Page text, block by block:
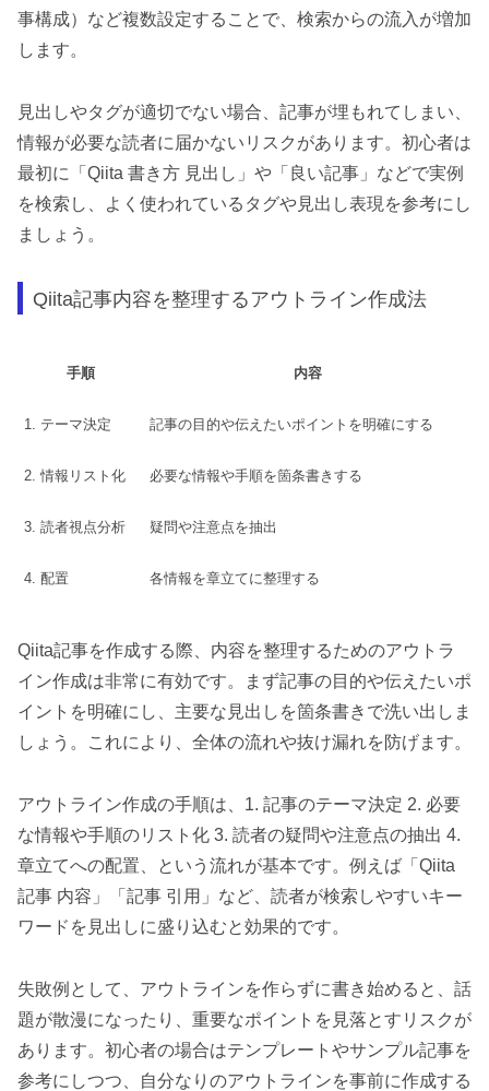
事構成）など複数設定することで、検索からの流入が増加
します。
見出しやタグが適切でない場合、記事が埋もれてしまい、
情報が必要な読者に届かないリスクがあります。初心者は
最初に「Qiita 書き方 見出し」や「良い記事」などで実例
を検索し、よく使われているタグや見出し表現を参考にし
ましょう。
Qiita記事内容を整理するアウトライン作成法
手順 内容
1. テーマ決定 記事の目的や伝えたいポイントを明確にする
2. 情報リスト化 必要な情報や手順を箇条書きする
3. 読者視点分析 疑問や注意点を抽出
4. 配置 各情報を章立てに整理する
Qiita記事を作成する際、内容を整理するためのアウトラ
イン作成は非常に有効です。まず記事の目的や伝えたいポ
イントを明確にし、主要な見出しを箇条書きで洗い出しま
しょう。これにより、全体の流れや抜け漏れを防げます。
アウトライン作成の手順は、1. 記事のテーマ決定 2. 必要
な情報や手順のリスト化 3. 読者の疑問や注意点の抽出 4.
章立てへの配置、という流れが基本です。例えば「Qiita
記事 内容」「記事 引用」など、読者が検索しやすいキー
ワードを見出しに盛り込むと効果的です。
失敗例として、アウトラインを作らずに書き始めると、話
題が散漫になったり、重要なポイントを見落とすリスクが
あります。初心者の場合はテンプレートやサンプル記事を
参考にしつつ、自分なりのアウトラインを事前に作成する